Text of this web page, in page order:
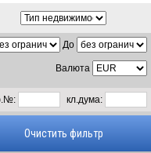
До
Валюта
кл.дума: